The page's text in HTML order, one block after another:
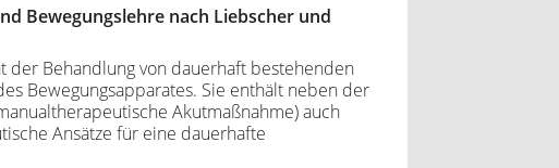
Bewegungslehre nach Liebscher und
der Behandlung von dauerhaft bestehenden
Bewegungsapparates. Sie enthält neben der
Akutmaßnahme) auch
Ansätze für eine dauerhafte